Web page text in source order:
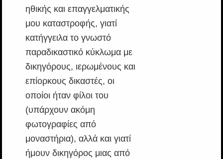
ηθικής και επαγγελματικής
μου καταστροφής, γιατί
κατήγγειλα το γνωστό
παραδικαστικό κύκλωμα με
δικηγόρους, ιερωμένους και
επίορκους δικαστές, οι
οποίοι ήταν φίλοι του
(υπάρχουν ακόμη
φωτογραφίες από
μοναστήρια), αλλά και γιατί
ήμουν δικηγόρος μιας από